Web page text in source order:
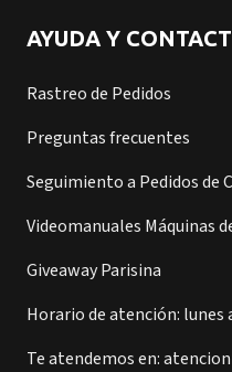
AYUDA Y
Rastreo de Pedidos
Preguntas frecuentes
Seguimiento a Pedidos de
Videomanuales Máquinas
Giveaway Parisina
Horario de atención: lunes
Te atendemos en: